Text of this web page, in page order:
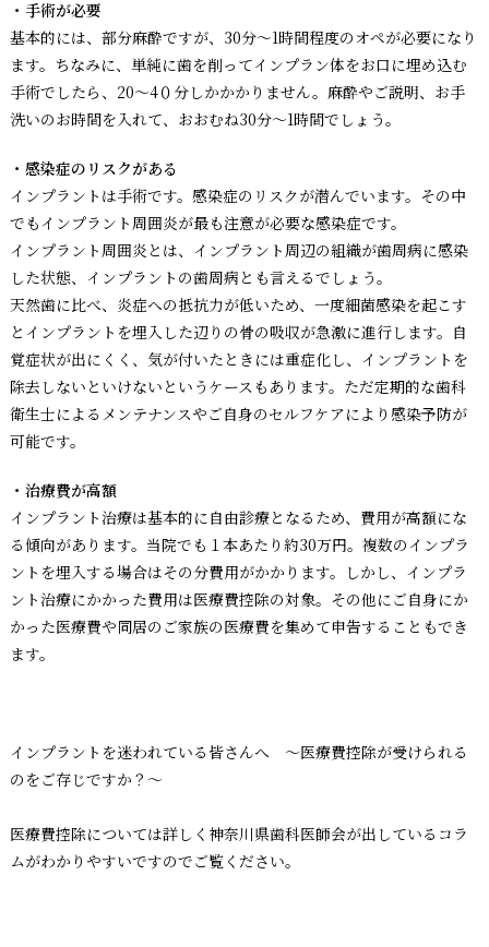
・手術が必要
基本的には、部分麻酔ですが、30分〜1時間程度のオペが必要になり
ます。ちなみに、単純に歯を削ってインプラン体をお口に埋め込む
手術でしたら、20〜4０分しかかかりません。麻酔やご説明、お手
洗いのお時間を入れて、おおむね30分〜1時間でしょう。
・感染症のリスクがある
インプラントは手術です。感染症のリスクが潜んでいます。その中
でもインプラント周囲炎が最も注意が必要な感染症です。
インプラント周囲炎とは、インプラント周辺の組織が歯周病に感染
した状態、インプラントの歯周病とも言えるでしょう。
天然歯に比べ、炎症への抵抗力が低いため、一度細菌感染を起こす
とインプラントを埋入した辺りの骨の吸収が急激に進行します。自
覚症状が出にくく、気が付いたときには重症化し、インプラントを
除去しないといけないというケースもあります。ただ定期的な歯科
衛生士によるメンテナンスやご自身のセルフケアにより感染予防が
可能です。
・治療費が高額
インプラント治療は基本的に自由診療となるため、費用が高額にな
る傾向があります。当院でも１本あたり約30万円。複数のインプラ
ントを埋入する場合はその分費用がかかります。しかし、インプラ
ント治療にかかった費用は医療費控除の対象。その他にご自身にか
かった医療費や同居のご家族の医療費を集めて申告することもでき
ます。
インプラントを迷われている皆さんへ ～医療費控除が受けられる
のをご存じですか？～
医療費控除については詳しく神奈川県歯科医師会が出しているコラ
ムがわかりやすいですのでご覧ください。